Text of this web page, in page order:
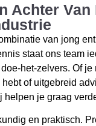
Achter Van
van jong
staat ons team
het-zelvers. Of
of uitgebreid
helpen je graag
en praktisch.